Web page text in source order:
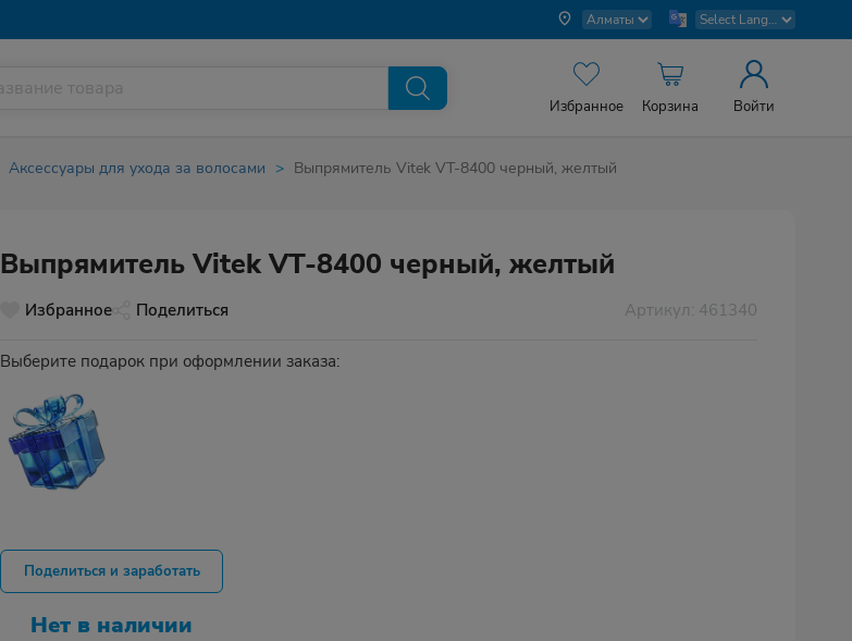
Избранное Корзина Войти
Аксессуары для ухода за волосами Выпрямитель Vitek VT-8400 черный, желтый
Выпрямитель Vitek VT-8400 черный, желтый
Избранное Поделиться Артикул: 461340
Выберите подарок при оформлении заказа:
Поделиться и заработать
Нет в наличии